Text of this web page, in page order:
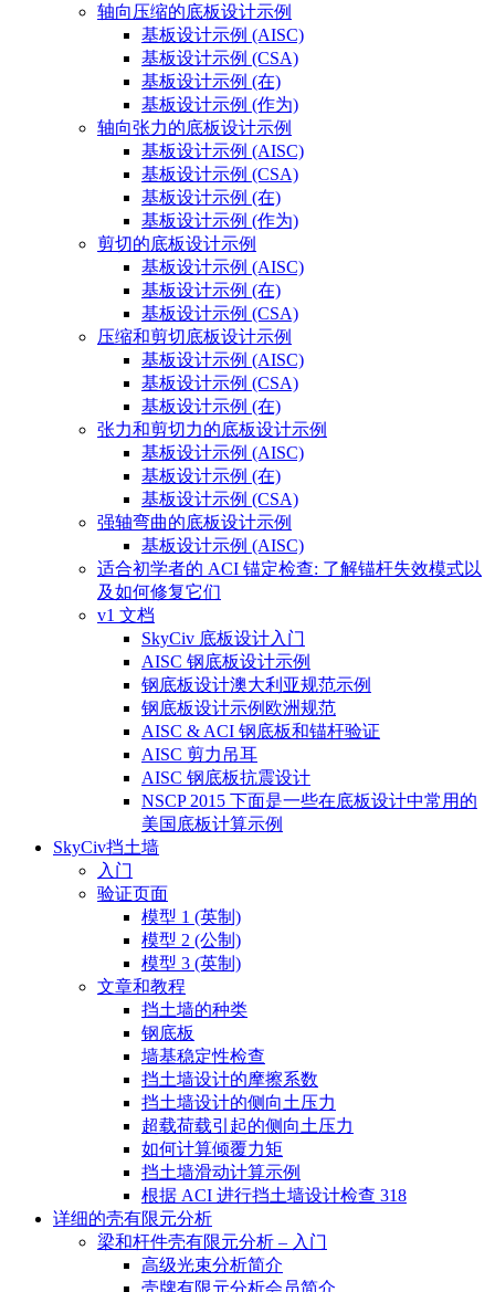
轴向压缩的底板设计示例
基板设计示例 (AISC)
基板设计示例 (CSA)
基板设计示例 (在)
基板设计示例 (作为)
轴向张力的底板设计示例
基板设计示例 (AISC)
基板设计示例 (CSA)
基板设计示例 (在)
基板设计示例 (作为)
剪切的底板设计示例
基板设计示例 (AISC)
基板设计示例 (在)
基板设计示例 (CSA)
压缩和剪切底板设计示例
基板设计示例 (AISC)
基板设计示例 (CSA)
基板设计示例 (在)
张力和剪切力的底板设计示例
基板设计示例 (AISC)
基板设计示例 (在)
基板设计示例 (CSA)
强轴弯曲的底板设计示例
基板设计示例 (AISC)
适合初学者的 ACI 锚定检查: 了解锚杆失效模式以
及如何修复它们
v1 文档
SkyCiv 底板设计入门
AISC 钢底板设计示例
钢底板设计澳大利亚规范示例
钢底板设计示例欧洲规范
AISC & ACI 钢底板和锚杆验证
AISC 剪力吊耳
AISC 钢底板抗震设计
NSCP 2015 下面是一些在底板设计中常用的
美国底板计算示例
SkyCiv挡土墙
入门
验证页面
模型 1 (英制)
模型 2 (公制)
模型 3 (英制)
文章和教程
挡土墙的种类
钢底板
墙基稳定性检查
挡土墙设计的摩擦系数
挡土墙设计的侧向土压力
超载荷载引起的侧向土压力
如何计算倾覆力矩
挡土墙滑动计算示例
根据 ACI 进行挡土墙设计检查 318
详细的壳有限元分析
梁和杆件壳有限元分析 – 入门
高级光束分析简介
壳牌有限元分析会员简介